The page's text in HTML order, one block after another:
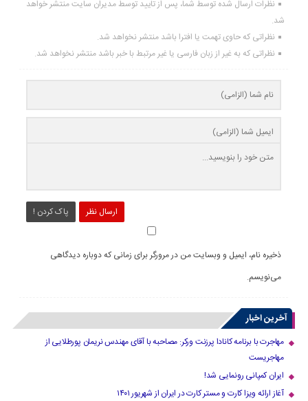
نظرات ارسال شده توسط شما، پس از تایید توسط مدیران سایت منتشر خواهد
شد.
نظراتی که حاوی تهمت یا افترا باشد منتشر نخواهد شد.
نظراتی که به غیر از زبان فارسی یا غیر مرتبط با خبر باشد منتشر نخواهد شد.
ارسال نظر پاک کردن !
ذخیره نام، ایمیل و وبسایت من در مرورگر برای زمانی که دوباره دیدگاهی
می‌نویسم.
آخرین اخبار
مهاجرت با برنامه کانادا پرزنت ورکر: مصاحبه با آقای مهندس نریمان پورطلایی از
مهاجریست
ایران کمپانی رونمایی شد!
آغاز ارائه ویزا کارت و مستر کارت در ایران از شهریور ۱۴۰۱